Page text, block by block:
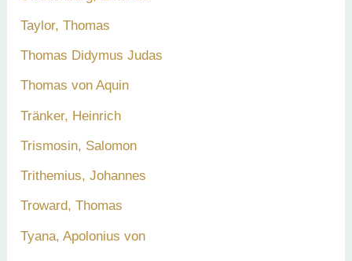
Taylor, Thomas
Thomas Didymus Judas
Thomas von Aquin
Tränker, Heinrich
Trismosin, Salomon
Trithemius, Johannes
Troward, Thomas
Tyana, Apolonius von